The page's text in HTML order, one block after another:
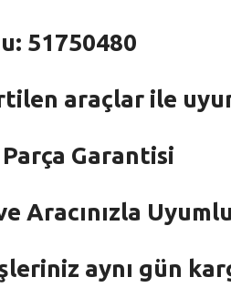
51750480
araçlar ile
Garantisi
Aracınızla
aynı gün